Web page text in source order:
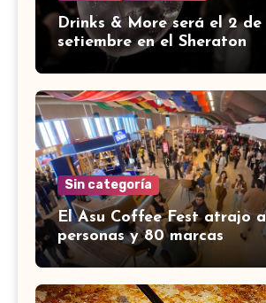
Drinks & More será el 2 de
setiembre en el Sheraton
Sin categoría
El Asu Coffee Fest atrajo
personas y 80 marcas